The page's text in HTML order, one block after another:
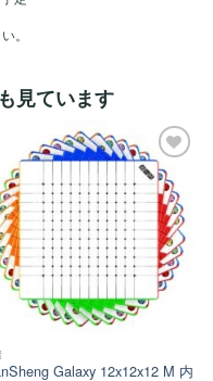
。
見ています
ほし
い！
Galaxy 12x12x12 M 内